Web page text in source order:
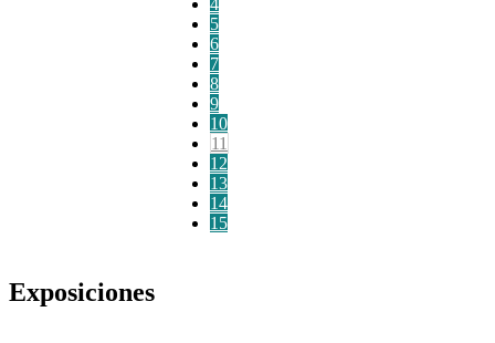
5
6
7
8
9
10
11
12
13
14
15
Exposiciones